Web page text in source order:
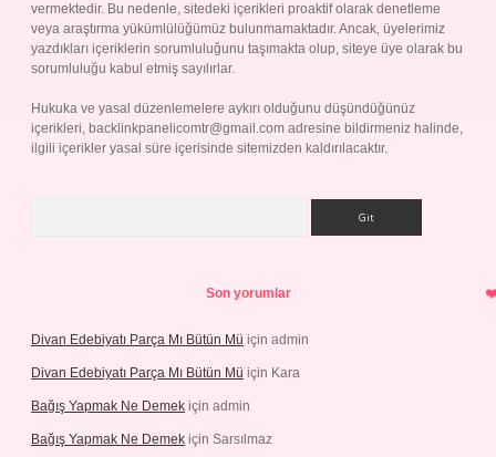
vermektedir. Bu nedenle, sitedeki içerikleri proaktif olarak denetleme
veya araştırma yükümlülüğümüz bulunmamaktadır. Ancak, üyelerimiz
yazdıkları içeriklerin sorumluluğunu taşımakta olup, siteye üye olarak bu
sorumluluğu kabul etmiş sayılırlar.
Hukuka ve yasal düzenlemelere aykırı olduğunu düşündüğünüz
içerikleri, backlinkpanelicomtr@gmail.com adresine bildirmeniz halinde,
ilgili içerikler yasal süre içerisinde sitemizden kaldırılacaktır.
Son yorumlar
Divan Edebiyatı Parça Mı Bütün Mü için admin
Divan Edebiyatı Parça Mı Bütün Mü için Kara
Bağış Yapmak Ne Demek için admin
Bağış Yapmak Ne Demek için Sarsılmaz